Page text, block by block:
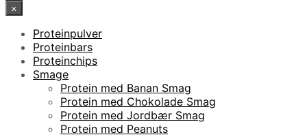
×
Proteinpulver
Proteinbars
Proteinchips
Smage
Protein med Banan Smag
Protein med Chokolade Smag
Protein med Jordbær Smag
Protein med Peanuts